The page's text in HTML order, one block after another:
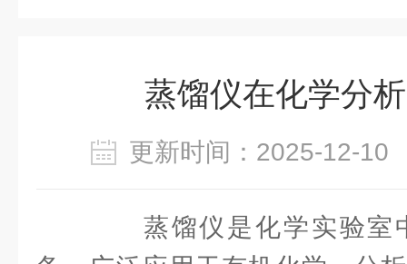
蒸馏仪在化学分
更新时间：2025-12-
蒸馏仪是化学实验室